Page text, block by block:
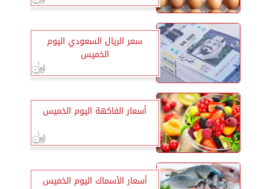
سعر الريال السعودي اليوم
الخميس
أسعار الفاكهة اليوم الخميس
أسعار الأسماك اليوم الخميس